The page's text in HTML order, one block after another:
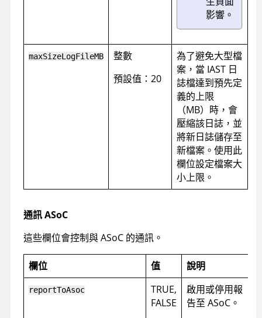
影響。
maxSizeLogFileMB
整數
預設值：20
為了避免大型檔
案，當 IAST 日
誌檔達到預先定
義的上限
（MB）時，會
壓縮該日誌，並
將新日誌儲存至
新檔案。使用此
欄位設定檔案大
小上限。
通訊ASoC
這些欄位會控制與ASoC 的通訊。
欄位 值 說明
reportToAsoc
TRUE,
FALSE
啟用或停用報
告至 ASoC 。